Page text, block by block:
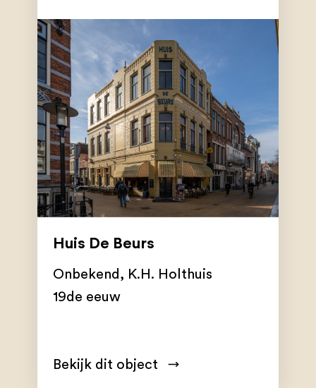
Huis De Beurs
Onbekend , K.H. Holthuis
19de eeuw
Bekijk dit object